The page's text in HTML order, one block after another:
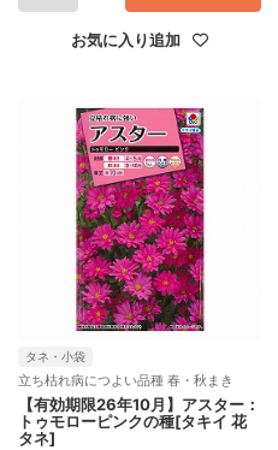
お気に入り追加
タネ・小袋
立ち枯れ病につよい品種 春・秋まき
【有効期限26年10月】アスター：
トゥモローピンクの種[タキイ 花
タネ]